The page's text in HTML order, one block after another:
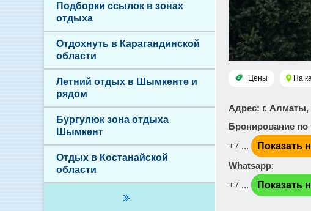
Цены На
Адрес: г.
Бронирование по
+7 ...
Показать
Whatsapp:
+7 ...
Показать
Подборки ссылок в зонах
отдыха
Отдохнуть в Карагандинской
области
Летний отдых в Шымкенте и
рядом
Бургулюк зона отдыха
Шымкент
Отдых в Костанайской
области